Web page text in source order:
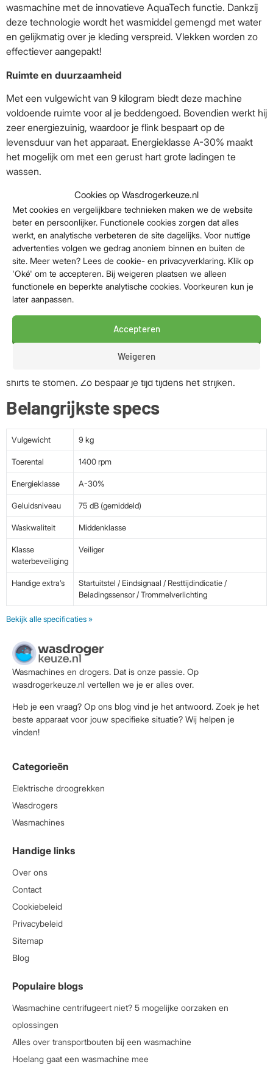
Cookies op Wasdrogerkeuze.nl
Met cookies en vergelijkbare technieken maken we de website
beter en persoonlijker. Functionele cookies zorgen dat alles
werkt, en analytische verbeteren de site dagelijks. Voor nuttige
advertenties volgen we gedrag anoniem binnen en buiten de
site. Meer weten? Lees de cookie- en privacyverklaring. Klik op
'Oké' om te accepteren. Bij weigeren plaatsen we alleen
functionele en beperkte analytische cookies. Voorkeuren kun je
later aanpassen.
Accepteren
Weigeren
wasmachine met de innovatieve AquaTech functie. Dankzij
deze technologie wordt het wasmiddel gemengd met water
en gelijkmatig over je kleding verspreid. Vlekken worden zo
effectiever aangepakt!
Ruimte en duurzaamheid
Met een vulgewicht van 9 kilogram biedt deze machine
voldoende ruimte voor al je beddengoed. Bovendien werkt hij
zeer energiezuinig, waardoor je flink bespaart op de
levensduur van het apparaat. Energieklasse A-30% maakt
het mogelijk om met een gerust hart grote ladingen te
wassen.
Diverse programma’s voor al jouw kleding
Kies uit meerdere programma’s, zoals katoen, sportkleding
en donker textiel. Voor extra hygiëne kun je kiezen voor het
Hygiëne+ programma, waarbij stoom wordt toegevoegd voor
een grondige reiniging van bijvoorbeeld ondergoed,
hoeslakens en babykleertjes.
Bescherming en gemak
Dankzij het innovatieve FiberCatcher filter worden tot wel
90% van de synthetische microvezels uit jouw kleding
opgevangen. Daarnaast biedt het ‘Hemden’ programma een
shirts te stomen. Zo bespaar je tijd tijdens het strijken.
Belangrijkste specs
Vulgewicht 9 kg
Toerental 1400 rpm
Energieklasse A-30%
Geluidsniveau 75 dB (gemiddeld)
Waskwaliteit Middenklasse
Klasse
waterbeveiliging
Veiliger
Handige extra’s
Startuitstel / Eindsignaal / Resttijdindicatie /
Beladingssensor / Trommelverlichting
Bekijk alle specificaties »
Wasmachines en drogers. Dat is onze passie. Op
wasdrogerkeuze.nl vertellen we je er alles over.
Heb je een vraag? Op ons blog vind je het antwoord. Zoek je het
beste apparaat voor jouw specifieke situatie? Wij helpen je
vinden!
Categorieën
Elektrische droogrekken
Wasdrogers
Wasmachines
Handige links
Over ons
Contact
Cookiebeleid
Privacybeleid
Sitemap
Blog
Populaire blogs
Wasmachine centrifugeert niet? 5 mogelijke oorzaken en
oplossingen
Alles over transportbouten bij een wasmachine
Hoelang gaat een wasmachine mee